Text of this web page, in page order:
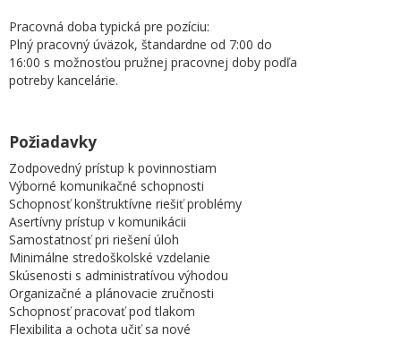
Pracovná doba typická pre pozíciu:
Plný pracovný úväzok, štandardne od 7:00 do
16:00 s možnosťou pružnej pracovnej doby podľa
potreby kancelárie.
Požiadavky
Zodpovedný prístup k povinnostiam
Výborné komunikačné schopnosti
Schopnosť konštruktívne riešiť problémy
Asertívny prístup v komunikácii
Samostatnosť pri riešení úloh
Minimálne stredoškolské vzdelanie
Skúsenosti s administratívou výhodou
Organizačné a plánovacie zručnosti
Schopnosť pracovať pod tlakom
Flexibilita a ochota učiť sa nové